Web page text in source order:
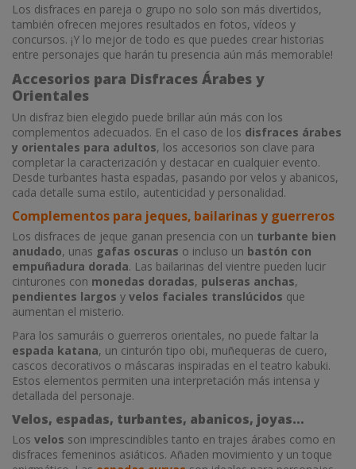
Los disfraces en pareja o grupo no solo son más divertidos,
también ofrecen mejores resultados en fotos, vídeos y
concursos. ¡Y lo mejor de todo es que puedes crear historias
entre personajes que harán tu presencia aún más memorable!
Accesorios para Disfraces Árabes y
Orientales
Un disfraz bien elegido puede brillar aún más con los
complementos adecuados. En el caso de los disfraces árabes
y orientales para adultos, los accesorios son clave para
completar la caracterización y destacar en cualquier evento.
Desde turbantes hasta espadas, pasando por velos y abanicos,
cada detalle suma estilo, autenticidad y personalidad.
Complementos para jeques, bailarinas y guerreros
Los disfraces de jeque ganan presencia con un turbante bien
anudado, unas gafas oscuras o incluso un bastón con
empuñadura dorada. Las bailarinas del vientre pueden lucir
cinturones con monedas doradas, pulseras anchas,
pendientes largos y velos faciales translúcidos que
aumentan el misterio.
Para los samuráis o guerreros orientales, no puede faltar la
espada katana, un cinturón tipo obi, muñequeras de cuero,
cascos decorativos o máscaras inspiradas en el teatro kabuki.
Estos elementos permiten una interpretación más intensa y
detallada del personaje.
Velos, espadas, turbantes, abanicos, joyas…
Los velos son imprescindibles tanto en trajes árabes como en
disfraces femeninos asiáticos. Añaden movimiento y un toque